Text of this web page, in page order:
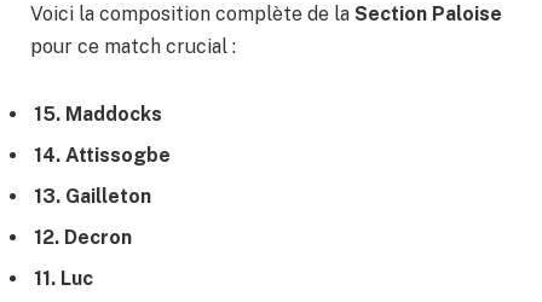
Voici la composition complète de la Section Paloise
pour ce match crucial :
15. Maddocks
14. Attissogbe
13. Gailleton
12. Decron
11. Luc